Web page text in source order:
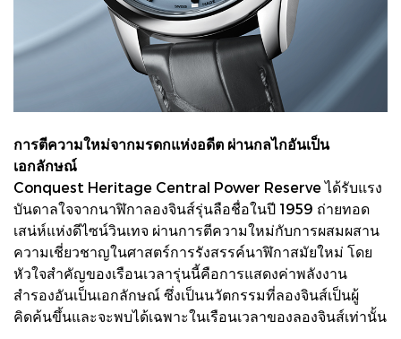
การตีความใหม่จากมรดกแห่งอดีต ผ่านกลไกอันเป็น
เอกลักษณ์
Conquest Heritage Central Power Reserve ได้รับแรง
บันดาลใจจากนาฬิกาลองจินส์รุ่นลือชื่อในปี 1959 ถ่ายทอด
เสน่ห์แห่งดีไซน์วินเทจ ผ่านการตีความใหม่กับการผสมผสาน
ความเชี่ยวชาญในศาสตร์การรังสรรค์นาฬิกาสมัยใหม่ โดย
หัวใจสำคัญของเรือนเวลารุ่นนี้คือการแสดงค่าพลังงาน
สำรองอันเป็นเอกลักษณ์ ซึ่งเป็นนวัตกรรมที่ลองจินส์เป็นผู้
คิดค้นขึ้นและจะพบได้เฉพาะในเรือนเวลาของลองจินส์เท่านั้น